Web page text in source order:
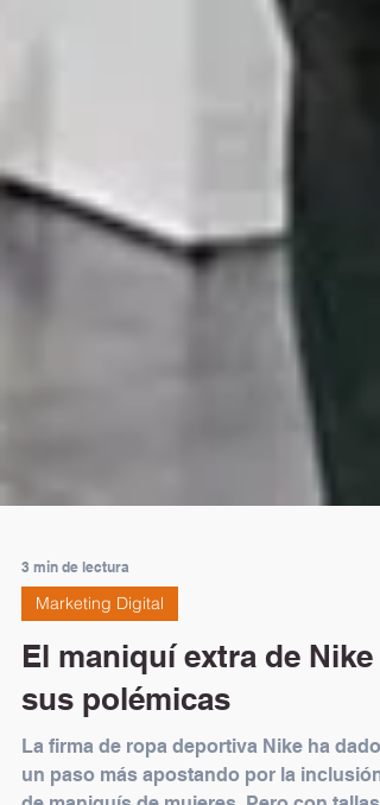
3 min de lectura
Marketing Digital
El maniquí extra de Nike y
sus polémicas
La firma de ropa deportiva Nike ha dado